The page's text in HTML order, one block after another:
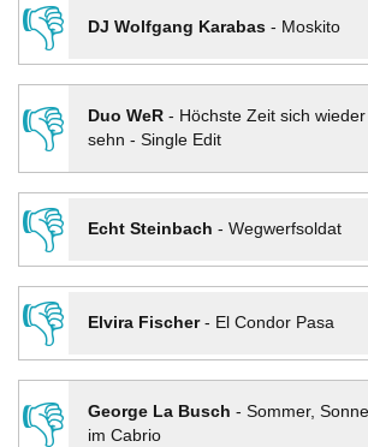
👎
DJ Wolfgang Karabas- Moskito
👎
Duo WeR- Höchste Zeit sich wieder
sehn - Single Edit
👎
Echt Steinbach - Wegwerfsoldat
👎
Elvira Fischer- El Condor Pasa
👎
George La Busch - Sommer,
im Cabrio